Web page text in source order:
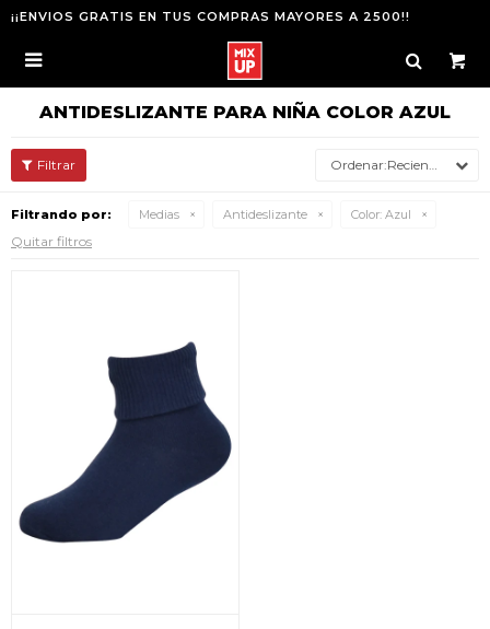
¡¡ENVIOS GRATIS EN TUS COMPRAS MAYORES A 2500!!

ANTIDESLIZANTE PARA NIÑA COLOR AZUL
Recientes
Filtrando por: Medias Antideslizante Color: Azul
Quitar filtros